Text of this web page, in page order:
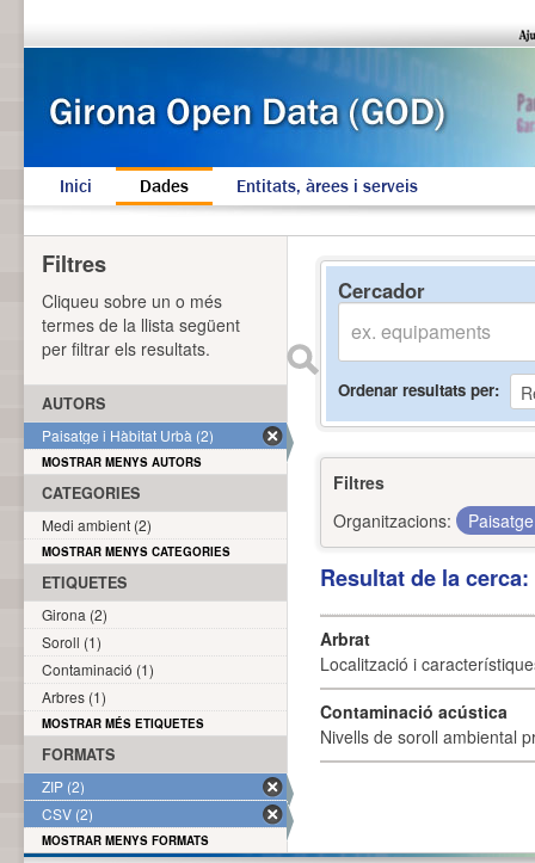
Inici Dades Entitats, àrees i serveis
Cercador
Ordenar resultats per
Filtres
Organitzacions:
Resultat de la
Arbrat
Localització i
Contaminació acústica
Nivells de soroll ambiental
Filtres
Cliqueu sobre un o més
termes de la llista següent
per filtrar els resultats.
AUTORS
Paisatge i Hàbitat Urbà (2)
MOSTRAR MENYS AUTORS
CATEGORIES
Medi ambient (2)
MOSTRAR MENYS CATEGORIES
ETIQUETES
Girona (2)
Soroll (1)
Contaminació (1)
Arbres (1)
MOSTRAR MÉS ETIQUETES
FORMATS
ZIP (2)
CSV (2)
MOSTRAR MENYS FORMATS